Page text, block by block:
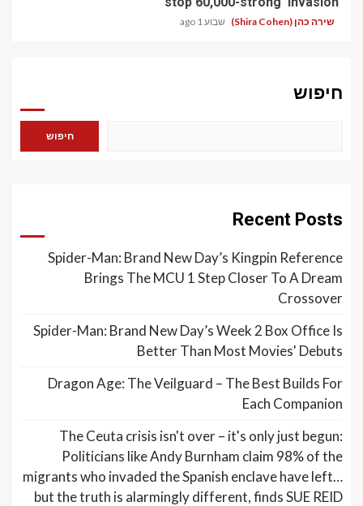
שירה כהן (Shira Cohen) שבוע 1 ago
חיפוש
חיפוש
Recent Posts
Spider-Man: Brand New Day’s Kingpin Reference
Brings The MCU 1 Step Closer To A Dream
Crossover
Spider-Man: Brand New Day’s Week 2 Box Office Is
Better Than Most Movies' Debuts
Dragon Age: The Veilguard – The Best Builds For
Each Companion
The Ceuta crisis isn't over – it's only just begun:
Politicians like Andy Burnham claim 98% of the
migrants who invaded the Spanish enclave have left…
but the truth is alarmingly different, finds SUE REID